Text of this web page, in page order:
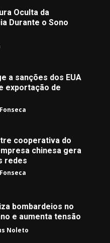
Oculta da
Durante o Sono
a sanções dos EUA
exportação de
cooperativa do
chinesa gera
redes
bombardeios no
e aumenta tensão
Noleto